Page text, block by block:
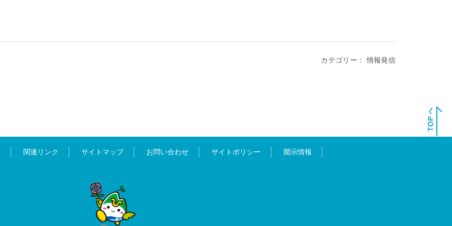
カテゴリー： 情報発信
関連リンク サイトマップ お問い合わせ サイトポリシー 開示情報